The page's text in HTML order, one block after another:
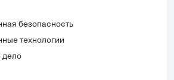
безопасность
технологии
дело